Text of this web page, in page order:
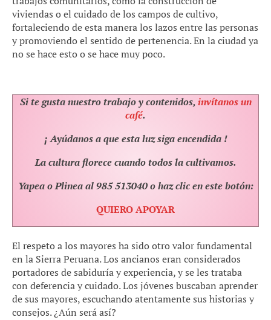
viviendas o el cuidado de los campos de cultivo,
fortaleciendo de esta manera los lazos entre las personas
y promoviendo el sentido de pertenencia. En la ciudad ya
no se hace esto o se hace muy poco.
Si te gusta nuestro trabajo y contenidos,invítanos un
café.
¡ Ayúdanos a que esta luz siga encendida !
La cultura florece cuando todos la cultivamos.
Yapea o Plinea al 985 513040 o haz clic en este botón:
QUIERO APOYAR
El respeto a los mayores ha sido otro valor fundamental
en la Sierra Peruana. Los ancianos eran considerados
portadores de sabiduría y experiencia, y se les trataba
con deferencia y cuidado. Los jóvenes buscaban aprender
de sus mayores, escuchando atentamente sus historias y
consejos. ¿Aún será así?